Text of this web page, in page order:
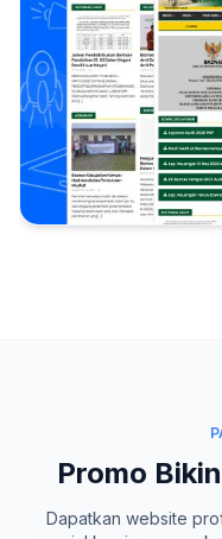
Promo
Dapatkan website